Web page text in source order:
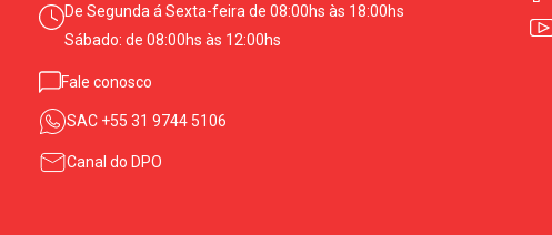
De Segunda á Sexta-feira de 08:00hs às 18:00hs
Sábado: de 08:00hs às 12:00hs
Fale conosco
SAC +55 31 9744 5106
Canal do DPO